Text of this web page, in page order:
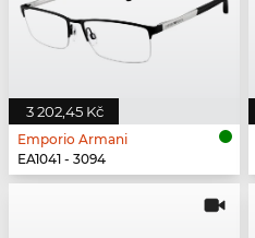
3 202,45 Kč
Emporio Armani
EA1041 - 3094